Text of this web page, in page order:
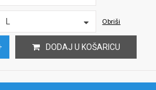
Veličina Obriši
DODAJ U KOŠARICU